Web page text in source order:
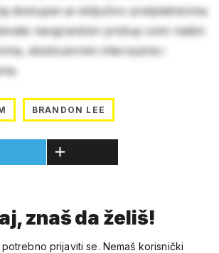
dostupan je isključivo pretplatnicima.
neograničen pristup svim našim
ekskluzivnim intervjuima i
BRANDON LEE
znaš da želiš!
prijaviti se. Nemaš korisnički